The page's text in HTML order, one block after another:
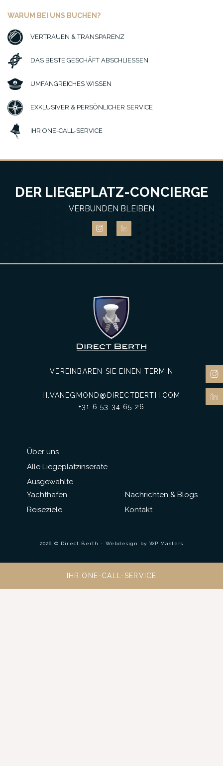
WARUM BEI UNS BUCHEN?
VERTRAUEN & TRANSPARENZ
DAS BESTE GESCHÄFT ABSCHLIESSEN
UMFANGREICHES WISSEN
EXKLUSIVER & PERSÖNLICHER SERVICE
IHR ONE-CALL-SERVICE
DER LIEGEPLATZ-CONCIERGE
VERBUNDEN BLEIBEN
Über uns
Alle Liegeplatzinserate
Ausgewählte
Yachthäfen
Reiseziele
VEREINBAREN SIE EINEN TERMIN
H.VANEGMOND@DIRECTBERTH.COM
+31 6 53 34 65 26
Nachrichten & Blogs
Kontakt
2026 © Direct Berth - Webdesign by WP Masters
IHR ONE-CALL-SERVICE